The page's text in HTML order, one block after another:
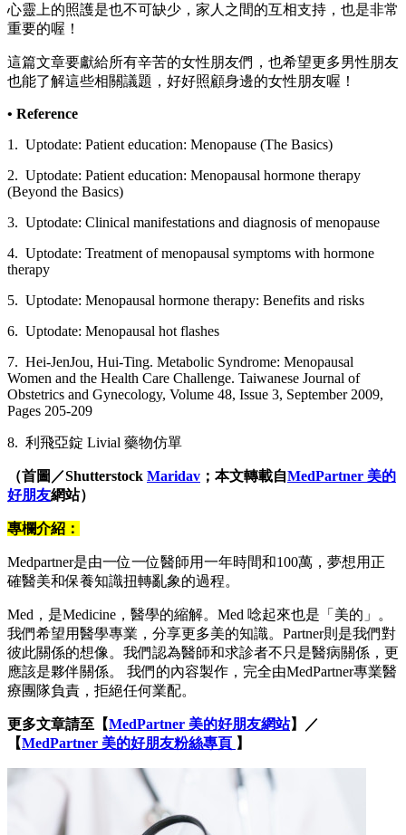
心靈上的照護是也不可缺少，家人之間的互相支持，也是非常
重要的喔！
這篇文章要獻給所有辛苦的女性朋友們，也希望更多男性朋友
也能了解這些相關議題，好好照顧身邊的女性朋友喔！
• Reference
1. Uptodate: Patient education: Menopause (The Basics)
2. Uptodate: Patient education: Menopausal hormone therapy
(Beyond the Basics)
3. Uptodate: Clinical manifestations and diagnosis of menopause
4. Uptodate: Treatment of menopausal symptoms with hormone
therapy
5. Uptodate: Menopausal hormone therapy: Benefits and risks
6. Uptodate: Menopausal hot flashes
7. Hei-JenJou, Hui-Ting. Metabolic Syndrome: Menopausal
Women and the Health Care Challenge. Taiwanese Journal of
Obstetrics and Gynecology, Volume 48, Issue 3, September 2009,
Pages 205-209
8. 利飛亞錠 Livial 藥物仿單
（首圖／Shutterstock Maridav ；本文轉載自MedPartner 美的
好朋友網站）
專欄介紹：
Medpartner是由一位一位醫師用一年時間和100萬，夢想用正
確醫美和保養知識扭轉亂象的過程。
Med，是Medicine，醫學的縮解。Med 唸起來也是「美的」。
我們希望用醫學專業，分享更多美的知識。Partner則是我們對
彼此關係的想像。我們認為醫師和求診者不只是醫病關係，更
應該是夥伴關係。 我們的內容製作，完全由MedPartner專業醫
療團隊負責，拒絕任何業配。
更多文章請至【MedPartner 美的好朋友網站】／
【MedPartner 美的好朋友粉絲專頁 】